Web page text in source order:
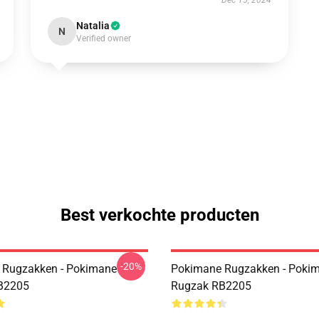
N Natalia
Verified owner
Best verkochte producten
- Pokimane -20%
Pokimane Rugzakken -
Rugzak RB2205